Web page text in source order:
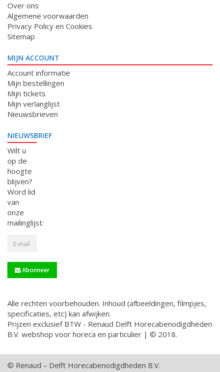
Over ons
Algemene voorwaarden
Privacy Policy en Cookies
Sitemap
MIJN ACCOUNT
Account informatie
Mijn bestellingen
Mijn tickets
Mijn verlanglijst
Nieuwsbrieven
NIEUWSBRIEF
Wilt u
op de
hoogte
blijven?
Word lid
van
onze
mailinglijst:
Abonneer
Alle rechten voorbehouden. Inhoud (afbeeldingen, filmpjes,
specificaties, etc) kan afwijken.
Prijzen exclusief BTW - Renaud Delft Horecabenodigdheden
B.V. webshop voor horeca en particulier | © 2018.
© Renaud – Delft Horecabenodigdheden B.V.